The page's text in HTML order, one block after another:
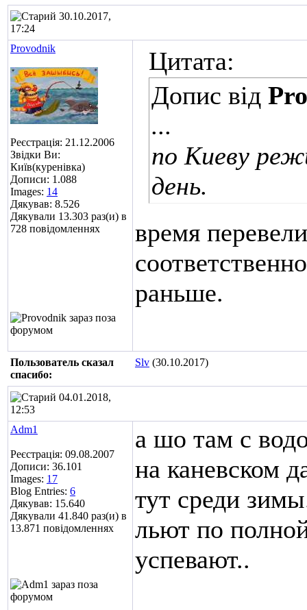
30.10.2017,
17:24
Provodnik
Реєстрація: 21.12.2006
Звідки Ви:
Київ(куренівка)
Дописи: 1.088
Images: 14
Дякував: 8.526
Дякували 13.303 раз(и) в
728 повідомленнях
Цитата:
Допис від
...
по Киеву
день.
время
раньше.
Пользователь сказал
cпасибо:
Slv (30.10.2017)
04.01.2018,
12:53
Adm1
Реєстрація: 09.08.2007
Дописи: 36.101
Images: 17
Blog Entries: 6
Дякував: 15.640
Дякували 41.840 раз(и) в
13.871 повідомленнях
а шо там с
на каневском
тут среди
льют по
успевают..